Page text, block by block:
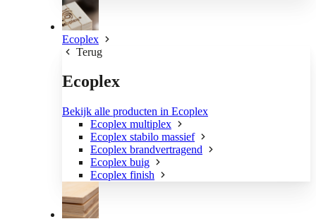
Ecoplex
Terug
Ecoplex
Bekijk alle producten in Ecoplex
Ecoplex multiplex
Ecoplex stabilo massief
Ecoplex brandvertragend
Ecoplex buig
Ecoplex finish